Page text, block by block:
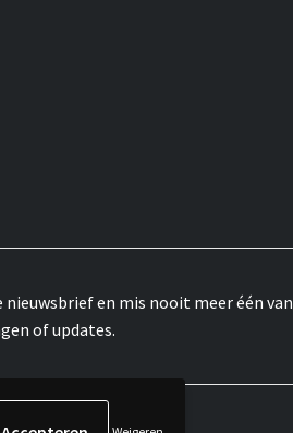
nieuwsbrief en mis nooit meer één van
of updates.